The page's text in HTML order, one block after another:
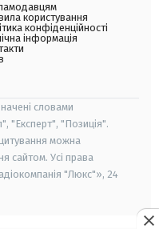
користування
конфіденційності
інформація
словами
"Експерт", "Позиція".
можна
сайтом. Усі права
"Люкс"», 24